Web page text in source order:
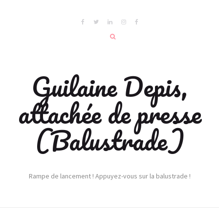
Guilaine Depis,
attachée de presse
(Balustrade)
Rampe de lancement ! Appuyez-vous sur la balustrade !